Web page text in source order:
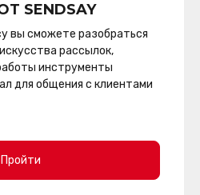
SENDSAY
вы сможете разобраться
рассылок,
инструменты
для общения с клиентами
Пройти